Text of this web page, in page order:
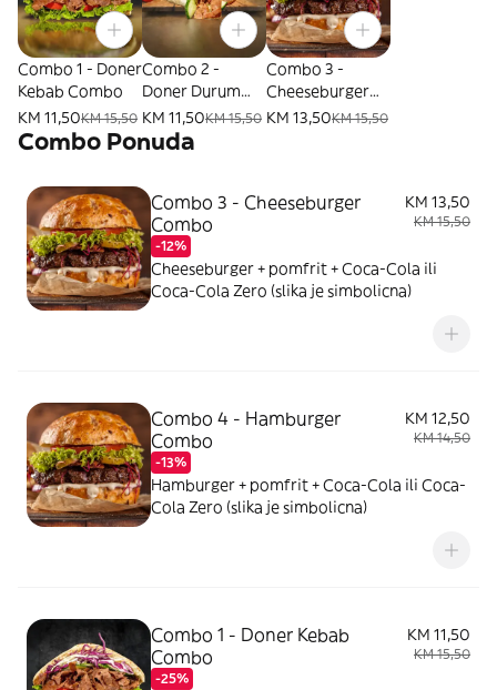
Combo 1 - Doner
Kebab Combo
KM 11,50KM 15,50
Combo 2 -
Doner Durum
Combo
KM 11,50KM 15,50
Combo 3 -
Cheeseburger
Combo
KM 13,50KM 15,50
Combo Ponuda
Combo 3 - Cheeseburger
Combo
-12%
KM 13,50
KM 15,50
Cheeseburger + pomfrit + Coca-Cola ili
Coca-Cola Zero (slika je simbolicna)
Combo 4 - Hamburger
Combo
-13%
KM 12,50
KM 14,50
Hamburger + pomfrit + Coca-Cola ili Coca-
Cola Zero (slika je simbolicna)
Combo 1 - Doner Kebab
Combo
-25%
KM 11,50
KM 15,50